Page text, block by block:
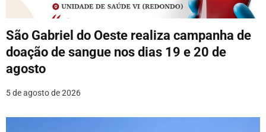
o
s
São Gabriel do Oeste realiza campanha de
doação de sangue nos dias 19 e 20 de
agosto
5 de agosto de 2026